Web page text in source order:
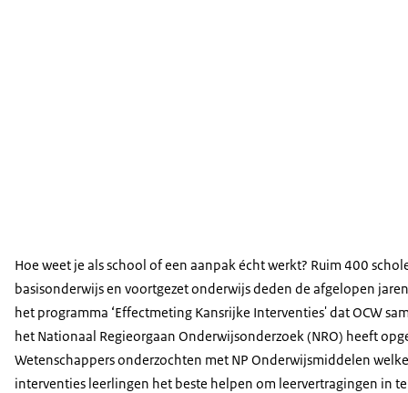
Hoe weet je als school of een aanpak écht werkt? Ruim 400
basisonderwijs en voortgezet onderwijs deden de afgelopen
het programma ‘Effectmeting Kansrijke Interventies' dat OCW
het Nationaal Regieorgaan Onderwijsonderzoek (NRO) heeft
Wetenschappers onderzochten met NP Onderwijsmiddelen welke
interventies leerlingen het beste helpen om leervertragingen in